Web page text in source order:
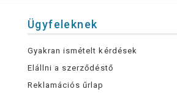
Ügyfeleknek
Gyakran ismételt kérdések
Elállni a szerződéstő
Reklamációs űrlap